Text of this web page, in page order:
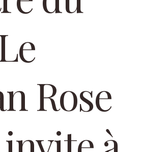
Rose